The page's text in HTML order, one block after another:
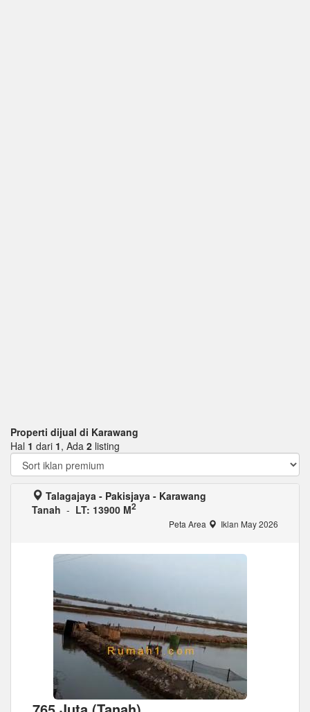
Properti dijual di Karawang
Hal 1 dari 1, Ada 2 listing
Talagajaya - Pakisjaya - Karawang
Tanah - LT: 13900 M2
Peta Area Iklan May 2026